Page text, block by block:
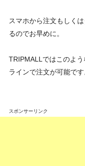
スマホから注文もしく
るのでお早めに。
TRIPMALLではこのよ
ラインで注文が可能です
スポンサーリンク